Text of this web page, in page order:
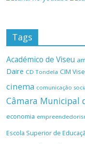
Tags
Académico de Viseu
Daire CD Tondela CIM
cinema comunicação
Câmara Municipal
economia
Escola Superior de